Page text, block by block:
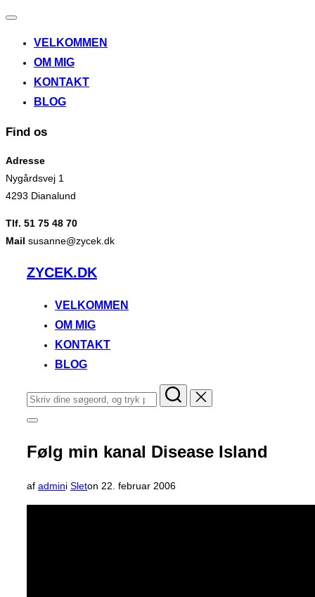
Slå
til/fra
VELKOMMEN
OM MIG
KONTAKT
BLOG
Find os
Adresse
Nygårdsvej 1
4293 Dianalund
Tlf. 51 75 48 70
Mail susanne@zycek.dk
VidereZYCEK.DK
VELKOMMEN
OM MIG
KONTAKT
BLOG
Søg
efter:
Slå
i
sidekolonne
Følg min kanal Disease Island
af admini Sleton Udgivet
d.
22. februar 2006